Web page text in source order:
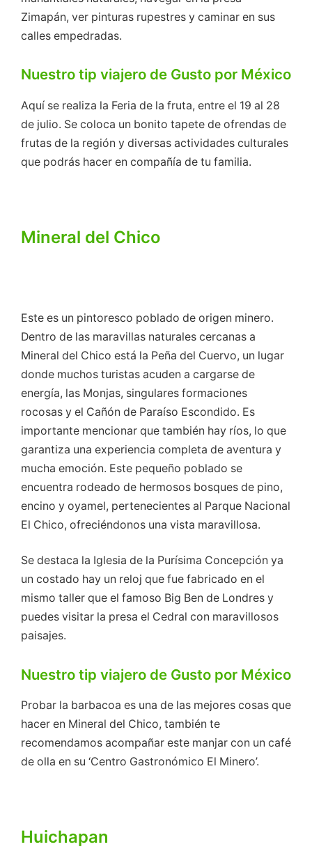
Zimapán, ver pinturas rupestres y caminar en sus
calles empedradas.
Nuestro tip viajero de Gusto por México
Aquí se realiza la Feria de la fruta, entre el 19 al 28
de julio. Se coloca un bonito tapete de ofrendas de
frutas de la región y diversas actividades culturales
que podrás hacer en compañía de tu familia.
Mineral del Chico
Este es un pintoresco poblado de origen minero.
Dentro de las maravillas naturales cercanas a
Mineral del Chico está la Peña del Cuervo, un lugar
donde muchos turistas acuden a cargarse de
energía, las Monjas, singulares formaciones
rocosas y el Cañón de Paraíso Escondido. Es
importante mencionar que también hay ríos, lo que
garantiza una experiencia completa de aventura y
mucha emoción. Este pequeño poblado se
encuentra rodeado de hermosos bosques de pino,
encino y oyamel, pertenecientes al Parque Nacional
El Chico, ofreciéndonos una vista maravillosa.
Se destaca la Iglesia de la Purísima Concepción ya
un costado hay un reloj que fue fabricado en el
mismo taller que el famoso Big Ben de Londres y
puedes visitar la presa el Cedral con maravillosos
paisajes.
Nuestro tip viajero de Gusto por México
Probar la barbacoa es una de las mejores cosas que
hacer en Mineral del Chico, también te
recomendamos acompañar este manjar con un café
de olla en su ‘Centro Gastronómico El Minero’.
Huichapan